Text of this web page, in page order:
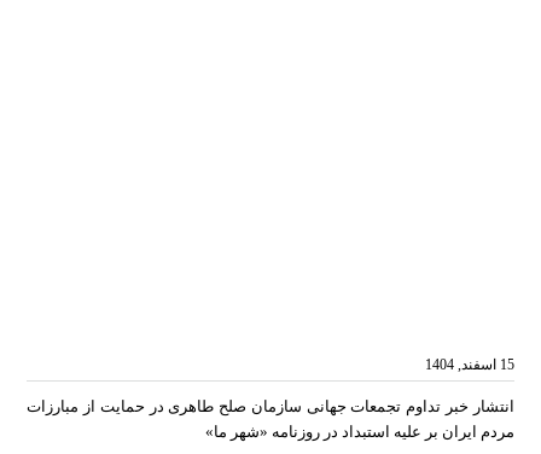
15 اسفند, 1404
انتشار خبر تداوم تجمعات جهانی سازمان صلح طاهری در حمایت از مبارزات
مردم ایران بر علیه استبداد در روزنامه «شهر ما»